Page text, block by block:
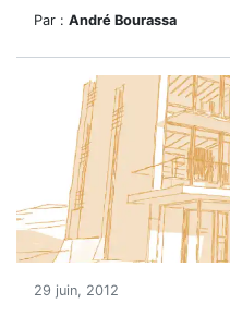
Par : André Bourassa
29 juin, 2012